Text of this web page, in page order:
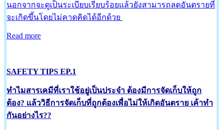
นอกจากจะดูเป็นระเบียบเรียบร้อยแล้วยังสามารถลดอันตรายที่
จะเกิดขึ้นโดยไม่คาดคิดได้อีกด้วย
Read more
SAFETY TIPS EP.1
ทำไมสารเคมีที่เราใช้อยู่เป็นประจำ ต้องมีการจัดเก็บให้ถูก
ต้อง? แล้ววิธีการจัดเก็บที่ถูกต้องเพื่อไม่ให้เกิดอันตราย เค้าทำ
กันอย่างไร??